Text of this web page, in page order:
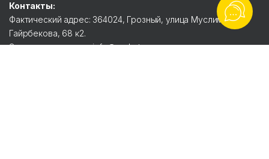
Контакты:
Фактический адрес: 364024, Грозный, улица Муслима
Гайрбекова, 68 к2.
Электронная почта: info@parhato.ru.